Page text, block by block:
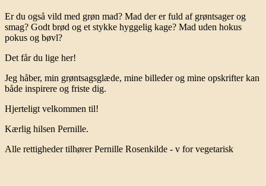
Er du også vild med grøn mad? Mad der er fuld af grøntsager og
smag? Godt brød og et stykke hyggelig kage? Mad uden hokus
pokus og bøvl?
Det får du lige her!
Jeg håber, min grøntsagsglæde, mine billeder og mine opskrifter kan
både inspirere og friste dig.
Hjerteligt velkommen til!
Kærlig hilsen Pernille.
Alle rettigheder tilhører Pernille Rosenkilde - v for vegetarisk